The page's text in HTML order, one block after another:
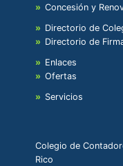
Concesión y
Directorio de
Directorio de
Enlaces
Ofertas
Servicios
Colegio de
Rico